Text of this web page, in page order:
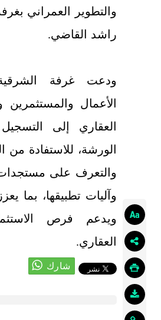
والتطوير العمراني
راشد القاضي.
ودعت غرفة
الأعمال والمستثمرين
العقاري إلى
الورشة، للاستفادة من
والتعرف على مستجدات
وآليات تطبيقها، بما
ويدعم فرص
العقاري.